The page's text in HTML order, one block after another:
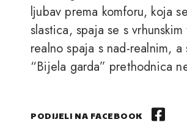
ljubav prema komforu, koja
slastica, spaja se s
realno spaja s nad-realnim,
“Bijela garda” prethodnica
PODIJELI NA FACEBOOK